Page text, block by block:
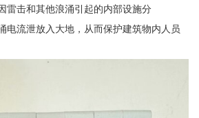
雷击和其他浪涌引起的内部设施分
电流泄放入大地，从而保护建筑物内人员